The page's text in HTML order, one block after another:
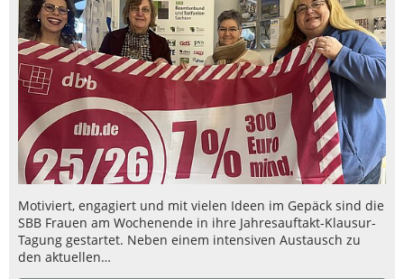
Motiviert, engagiert und mit vielen Ideen im Gepäck sind die
SBB Frauen am Wochenende in ihre Jahresauftakt-Klausur-
Tagung gestartet. Neben einem intensiven Austausch zu
den aktuellen…